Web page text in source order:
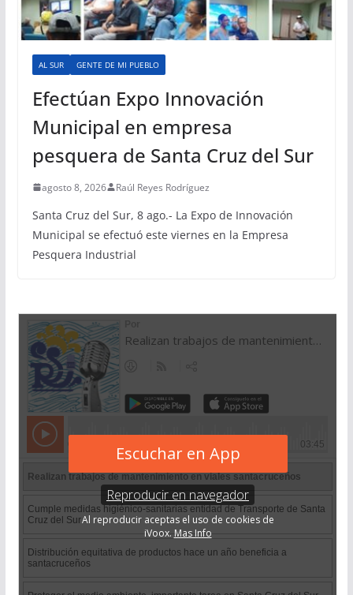
AL SUR GENTE DE MI PUEBLO
Efectúan Expo Innovación
Municipal en empresa
pesquera de Santa Cruz del Sur
agosto 8, 2026 Raúl Reyes Rodríguez
Santa Cruz del Sur, 8 ago.- La Expo de Innovación
Municipal se efectuó este viernes en la Empresa
Pesquera Industrial